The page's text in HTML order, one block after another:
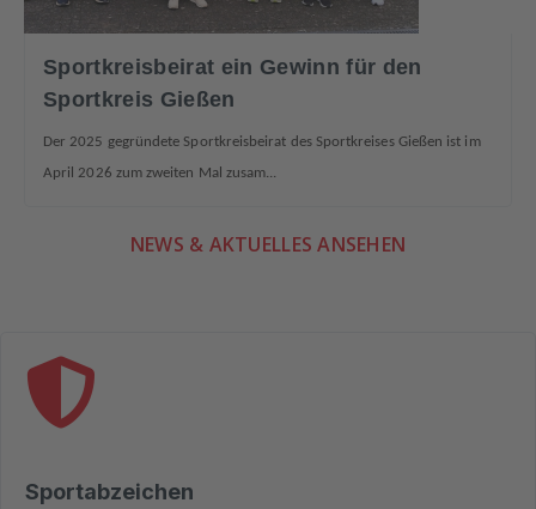
Sportkreisbeirat ein Gewinn für den
Sportkreis Gießen
Der 2025 gegründete Sportkreisbeirat des Sportkreises Gießen ist im
April
2026 zum zweiten Mal zusam...
NEWS & AKTUELLES ANSEHEN
Sportabzeichen